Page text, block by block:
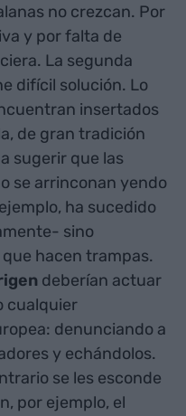
no crezcan. Por
y por falta de
La segunda
difícil solución. Lo
insertados
de gran tradición
sugerir que las
se arrinconan yendo
ha sucedido
sino
hacen trampas.
deberían actuar
cualquier
denunciando a
y echándolos.
se les esconde
por ejemplo, el